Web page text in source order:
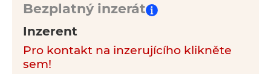
Bezplatný inzerát
Inzerent
Pro kontakt na inzerujícího klikněte
sem!